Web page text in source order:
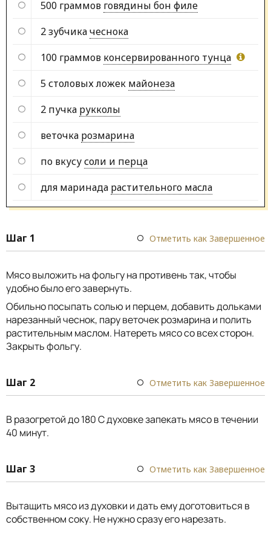
500 граммов говядины бон филе
2 зубчикачеснока
100 граммов консервированного тунца
5 столовых ложек майонеза
2 пучка рукколы
веточка розмарина
по вкусусоли и перца
для маринада растительного масла
Шаг 1 Отметить как Завершенное
Мясо выложить на фольгу на противень так, чтобы
удобно было его завернуть.
Обильно посыпать солью и перцем, добавить дольками
нарезанный чеснок, пару веточек розмарина и полить
растительным маслом. Натереть мясо со всех сторон.
Закрыть фольгу.
Шаг 2 Отметить как Завершенное
В разогретой до 180 С духовке запекать мясо в течении
40 минут.
Шаг 3 Отметить как Завершенное
Вытащить мясо из духовки и дать ему доготовиться в
собственном соку. Не нужно сразу его нарезать.